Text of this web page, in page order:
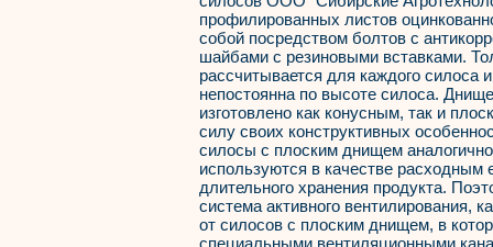
профилированных листов
собой посредством болтов с
шайбами с резиновыми вставками.
рассчитывается для каждого силоса
непостоянна по высоте силоса.
изготовлено как конусным, так и
силу своих конструктивных
силосы с плоским днищем
используются в качестве расходным
длительного хранения продукта.
система активного вентилирования,
от силосов с плоским днищем, в
специальными вентиляционными